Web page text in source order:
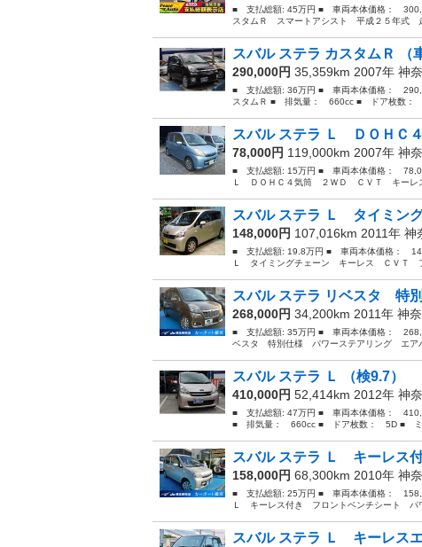
■ 支払総額: 45万円 ■ 車両本体価格：
スタムＲ スマートアシスト 平成２５年式
スバル ステラ カスタムＲ （
290,000円 35,359km 2007年 神
■ 支払総額: 36万円 ■ 車両本体価格：
スタムＲ ■ 排気量： 660cc ■ ドア枚数：
スバル ステラ Ｌ ＤＯＨ
78,000円 119,000km 2007年 神
■ 支払総額: 15万円 ■ 車両本体価格：
Ｌ ＤＯＨＣ４気筒 ２ＷＤ ＣＶＴ キーレ
スバル ステラ Ｌ タイミ
148,000円 107,016km 2011年 神
■ 支払総額: 19.8万円 ■ 車両本体価格：
Ｌ タイミングチェーン キーレス ＣＶＴ
スバル ステラ リベスタ 特
268,000円 34,200km 2011年 神
■ 支払総額: 35万円 ■ 車両本体価格：
ベスタ 特別仕様 パワーステアリング エア
スバル ステラ Ｌ （検9.7）
410,000円 52,414km 2012年 神
■ 支払総額: 47万円 ■ 車両本体価格：
■ 排気量： 660cc ■ ドア枚数： 5D ■ ミ
スバル ステラ Ｌ キーレス
158,000円 68,300km 2010年 神
■ 支払総額: 25万円 ■ 車両本体価格：
Ｌ キーレス付き フロントベンチシート パ
スバル ステラ Ｌ キーレ